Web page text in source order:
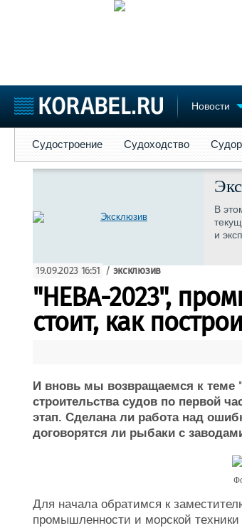
Новости
Судостроение
Компании
Крюинг
Реклама
Торговая площадка
Доска объявлений
Оборудование
Услуги
Судостроение Судоходство
В
и
19.09.2023 16:51 / эксклюзив
"НЕВА-2023",
стоит, как
И вновь мы возвращаемся к теме
строительства судов по первой
этап. Сделана ли работа над
договорятся ли рыбаки с
Для начала обратимся к
промышленности и морской